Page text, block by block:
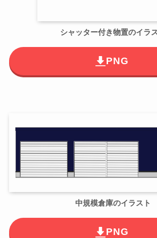
シャッター付き物置のイラ
PNG
中規模倉庫のイラスト
PNG